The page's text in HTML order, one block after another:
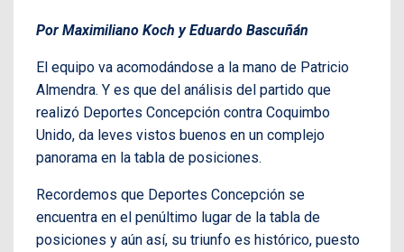
Por Maximiliano Koch y Eduardo Bascuñán
El equipo va acomodándose a la mano de Patricio
Almendra. Y es que del análisis del partido que
realizó Deportes Concepción contra Coquimbo
Unido, da leves vistos buenos en un complejo
panorama en la tabla de posiciones.
Recordemos que Deportes Concepción se
encuentra en el penúltimo lugar de la tabla de
posiciones y aún así, su triunfo es histórico, puesto